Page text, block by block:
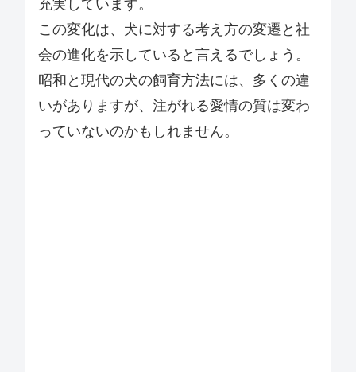
充実しています。
この変化は、犬に対する考え方の変遷と社
会の進化を示していると言えるでしょう。
昭和と現代の犬の飼育方法には、多くの違
いがありますが、注がれる愛情の質は変わ
っていないのかもしれません。